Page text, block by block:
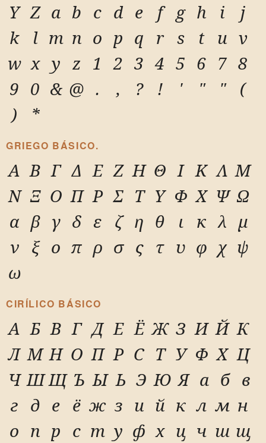
Y Z a b c d e f g h i
j
k
l m n o p q r s t u v
w x y z 1 2 3 4 5 6 7 8
9 0 & @ . , ? ! ' " "
(
)
*
GRIEGO BÁSICO.
Α Β Γ Δ Ε Ζ Η Θ Ι Κ Λ Μ
Ν Ξ Ο Π Ρ Σ Τ Υ Φ Χ Ψ Ω
α β γ δ ε ζ η θ ι κ λ μ
ν ξ ο π ρ σ ς τ υ φ χ ψ
ω
CIRÍLICO BÁSICO
А Б В Г Д Е Ё Ж З И Й К
Л М Н О П Р С Т У Ф Х Ц
Ч ШЩ Ъ Ы Ь Э Ю Я а б в
г д е ё ж з и й к л м н
о п р с т у ф х ц ч ш щ